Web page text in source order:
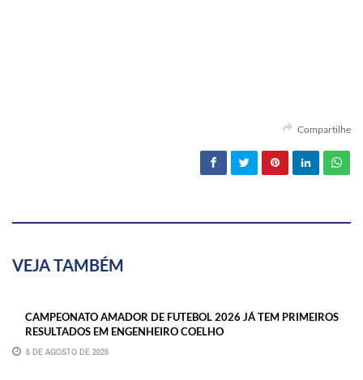
Compartilhe
VEJA TAMBÉM
CAMPEONATO AMADOR DE FUTEBOL 2026 JÁ TEM PRIMEIROS
RESULTADOS EM ENGENHEIRO COELHO
6 DE AGOSTO DE 2026